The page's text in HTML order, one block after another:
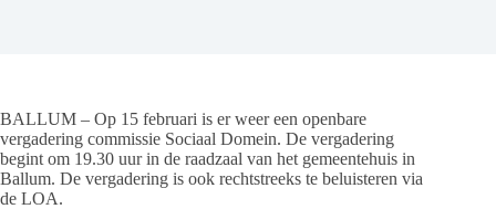
BALLUM – Op 15 februari is er weer een openbare
vergadering commissie Sociaal Domein. De vergadering
begint om 19.30 uur in de raadzaal van het gemeentehuis in
Ballum. De vergadering is ook rechtstreeks te beluisteren via
de LOA.